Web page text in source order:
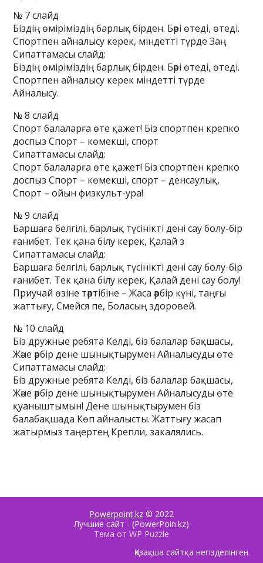
№ 7 слайд
Біздің өміріміздің барлық бірден. Бәрі өтеді, өтеді.
Спортпен айналысу керек, міндетті түрде Заң
Сипаттамасы слайд:
Біздің өміріміздің барлық бірден. Бәрі өтеді, өтеді.
Спортпен айналысу керек міндетті түрде
Айналысу.
№ 8 слайд
Спорт балаларға өте қажет! Біз спортпен крепко
доспыз Спорт – көмекші, спорт
Сипаттамасы слайд:
Спорт балаларға өте қажет! Біз спортпен крепко
доспыз Спорт – көмекші, спорт – денсаулық,
Спорт – ойын физкульт-ура!
№ 9 слайд
Баршаға белгілі, барлық түсінікті дені сау болу-бір
ғанибет. Тек қана білу керек, Қалай з
Сипаттамасы слайд:
Баршаға белгілі, барлық түсінікті дені сау болу-бір
ғанибет. Тек қана білу керек, Қалай дені сау болу!
Приучай өзіне тәртібіне – Жаса әрбір күні, таңғы
жаттығу, Смейся пе, Боласың здоровей.
№ 10 слайд
Біз дружные ребята Келді, біз балалар бақшасы,
Және әрбір дене шынықтырумен Айналысуды өте
Сипаттамасы слайд:
Біз дружные ребята Келді, біз балалар бақшасы,
Және әрбір дене шынықтырумен Айналысуды өте
қуаныштымын! Дене шынықтырумен біз
балабақшада Көп айналысты. Жаттығу жасап
жатырмыз таңертең Крепли, закалялись.
Powerpoint.kz © 2022
Лучшие сайт - (PowerPoin.kz)
Тема от WP Puzzle
Қазақша сайтқа негізделінген.